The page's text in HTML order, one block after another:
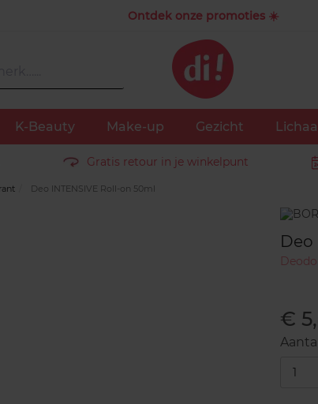
Ontdek onze promoties ☀️
K-Beauty Make-up Gezicht
Gratis retour in je winkelpunt
Deo INTENSIVE Roll-on 50ml
Merk
Deo
€
Aantal
1